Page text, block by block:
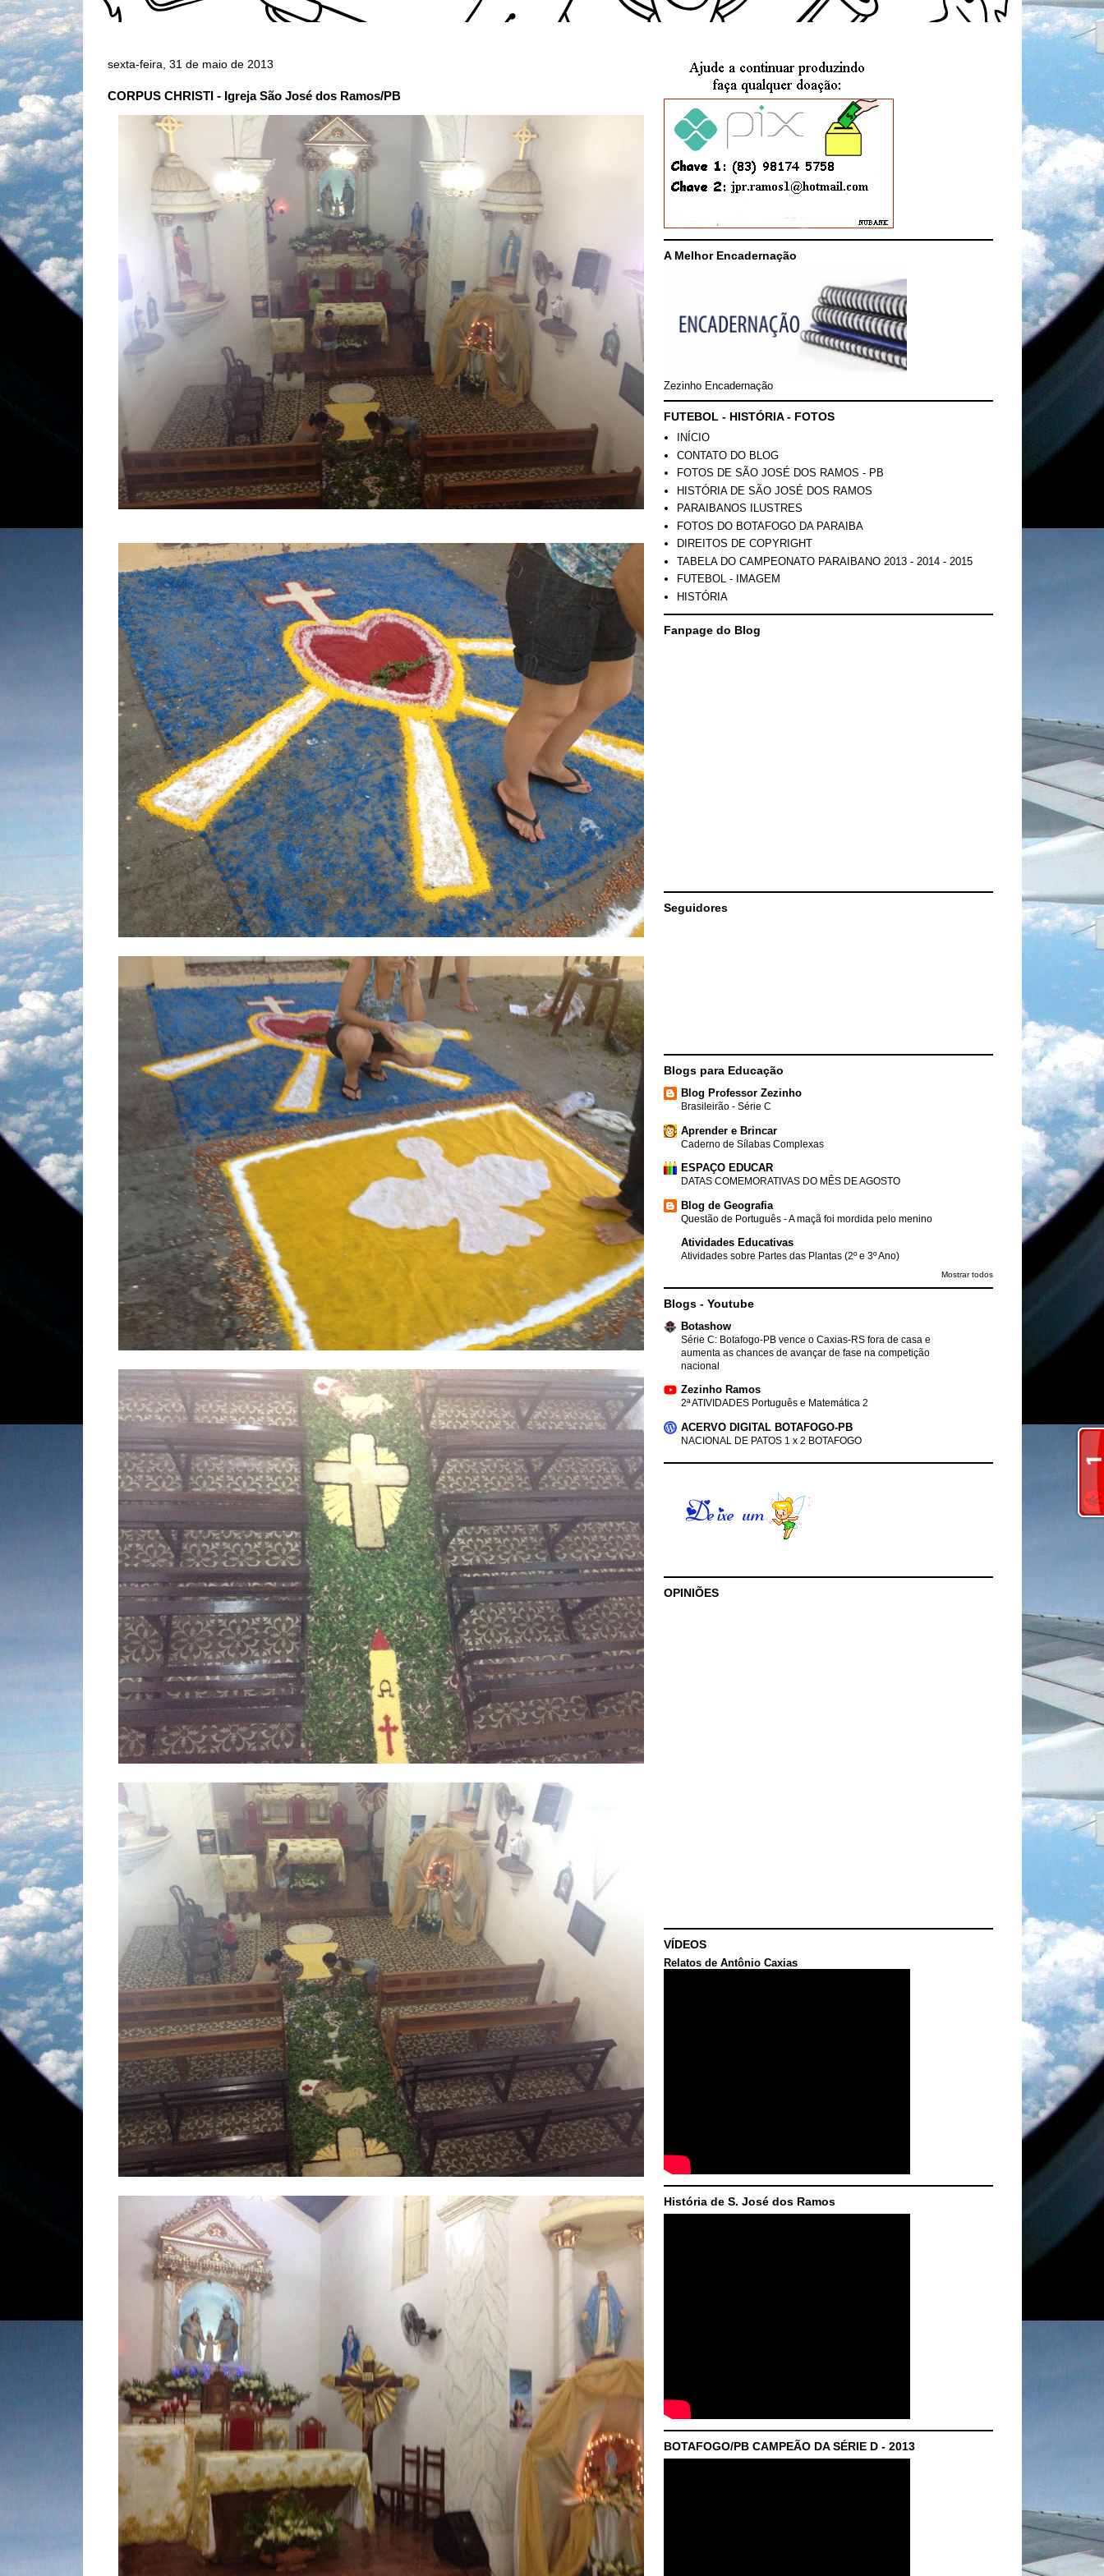
sexta-feira, 31 de maio de 2013
CORPUS CHRISTI - Igreja São José dos Ramos/PB
A Melhor Encadernação
Zezinho Encadernação
FUTEBOL - HISTÓRIA - FOTOS
INÍCIO
CONTATO DO BLOG
FOTOS DE SÃO JOSÉ DOS RAMOS - PB
HISTÓRIA DE SÃO JOSÉ DOS RAMOS
PARAIBANOS ILUSTRES
FOTOS DO BOTAFOGO DA PARAIBA
DIREITOS DE COPYRIGHT
TABELA DO CAMPEONATO PARAIBANO 2013 - 2014 - 2015
FUTEBOL - IMAGEM
HISTÓRIA
Fanpage do Blog
Seguidores
Blogs para Educação
Blog Professor Zezinho
Brasileirão - Série C
Aprender e Brincar
Caderno de Sílabas Complexas
ESPAÇO EDUCAR
DATAS COMEMORATIVAS DO MÊS DE AGOSTO
Blog de Geografia
Questão de Português - A maçã foi mordida pelo menino
Atividades Educativas
Atividades sobre Partes das Plantas (2º e 3º Ano)
Mostrar todos
Blogs - Youtube
Botashow
Série C: Botafogo-PB vence o Caxias-RS fora de casa e
aumenta as chances de avançar de fase na competição
nacional
Zezinho Ramos
2ª ATIVIDADES Português e Matemática 2
ACERVO DIGITAL BOTAFOGO-PB
NACIONAL DE PATOS 1 x 2 BOTAFOGO
OPINIÕES
VÍDEOS
Relatos de Antônio Caxias
História de S. José dos Ramos
BOTAFOGO/PB CAMPEÃO DA SÉRIE D - 2013